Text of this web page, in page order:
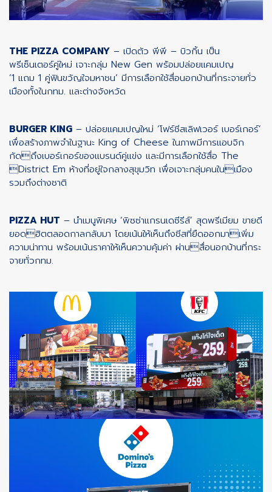
THE PIZZA COMPANY – เปิดตัว พีพี – บิวกิ้น เป็น
พรีเซ็นเตอร์คู่ใหม่ เจาะกลุ่ม New Gen พร้อมปล่อยแคมเปญ
‘1 แถม 1 คู่ฟินขวัญใจมหาชน’ มีการเลือกใช้สื่อนอกบ้านที่กระจายทั่ว
เมืองทั้งในกทม. และต่างจังหวัด
BURGER KING – ปล่อยแคมเปญใหม่ ‘โฟร์ชีสเลิฟเวอร์ เบอร์เกอร์’
เพื่อสร้างภาพจำในฐานะ King of Cheese ในภาพมีการแอบจิก
กัดถึงเบอร์เกอร์ของแบรนด์คู่แข่ง และมีการเลือกใช้สื่อ The
District Em ห้างที่อยู่ใจกลางสุขุมวิท เพื่อเจาะกลุ่มคนในเมือง
รวมถึงต่างชาติ
PIZZA HUT – นำเมนูพิเศษ ‘พิซซ่าแกรนเดซีรีส์’ สุดพรีเมียม ขายดี
ยอดฮิตตลอดกาลกลับมา โดยเน้นให้เห็นถึงชีสที่ยืดออกมาเพิ่ม
ความน่าทาน พร้อมเน้นราคาให้เห็นความคุ้มค่า ผ่านสื่อนอกบ้านที่กระ
จายทั่วกทม.